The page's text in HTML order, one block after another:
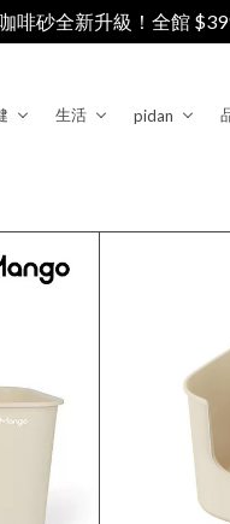
咖啡砂全新升級！全館
生活 pidan